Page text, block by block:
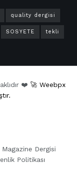
quality dergisi
SOSYETE tekli
❤️ 🚀 Weebpx
Dergisi
Politikası